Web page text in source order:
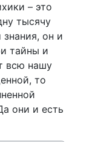
– это
тысячу
он и
тайны и
всю нашу
то
они и есть